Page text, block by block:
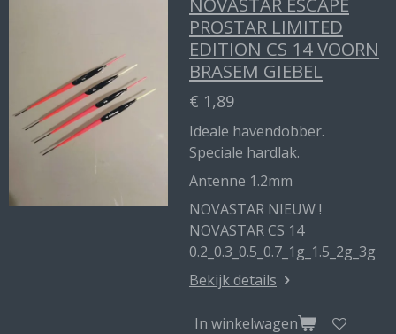
PROSTAR LIMITED
EDITION CS 14 VOORN
BRASEM GIEBEL
€ 1,89
Ideale havendobber.
Speciale hardlak.
Antenne 1.2mm
NOVASTAR NIEUW !
NOVASTAR CS 14
0.2_0.3_0.5_0.7_1g_1.5_2g_3g
Bekijk details
In winkelwagen